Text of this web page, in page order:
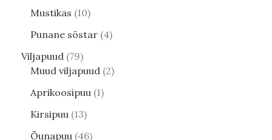
Mustikas 10
Punane sõstar 4
Viljapuud 79
Muud viljapuud 2
Aprikoosipuu 1
Kirsipuu 13
Õunapuu 46